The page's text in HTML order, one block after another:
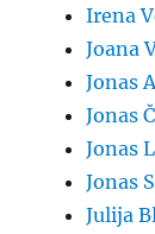
Irena
Joana
Jonas
Jonas
Jonas
Jonas
Julija